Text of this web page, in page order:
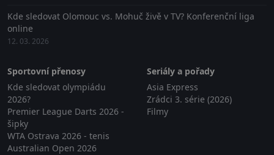
Kde sledovat Olomouc vs. Mohuč živě v TV? Konferenční liga
online
12. 03. 2026
Sportovní přenosy
Kde sledovat olympiádu
2026?
Premier League Darts 2026 -
šipky
WTA Ostrava 2026 - tenis
Australian Open 2026
Seriály a pořady
Asia Express
Zrádci 3. série (2026)
Filmy